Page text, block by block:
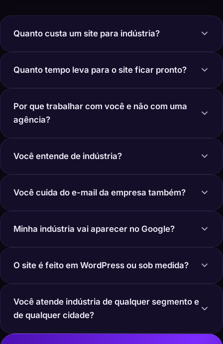
Quanto custa um site para indústria?
Quanto tempo leva para o site ficar pronto?
Por que trabalhar com você e não com uma
agência?
Você entende de indústria?
Você cuida do e-mail da empresa também?
Minha indústria vai aparecer no Google?
O site é feito em WordPress ou sob medida?
Você atende indústria de qualquer segmento e
de qualquer cidade?